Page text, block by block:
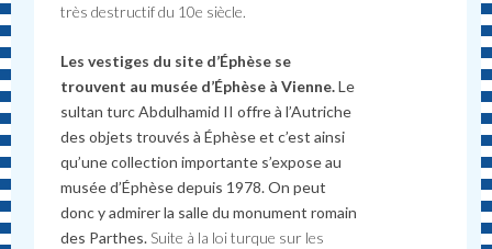
très destructif du 10e siècle.
Les vestiges du site d’Éphèse se
trouvent au musée d’Éphèse à Vienne.Le
sultan turc Abdulhamid II offre à l’Autriche
des objets trouvés à Éphèse et c’est ainsi
qu’une collection importante s’expose au
musée d’Éphèse depuis 1978. On peut
donc y admirer la salle du monument romain
des Parthes. Suite à la loi turque sur les